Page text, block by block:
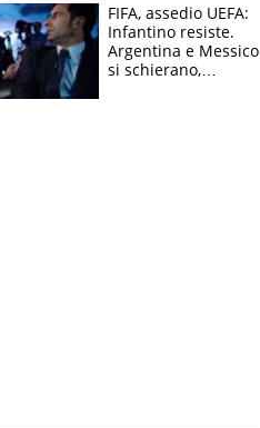
FIFA, assedio UEFA:
Infantino resiste.
Argentina e Messico
si schierano,